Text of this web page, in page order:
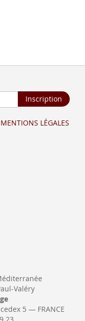
Inscription
MENTIONS LÉGALES
Valéry
5 — FRANCE
23